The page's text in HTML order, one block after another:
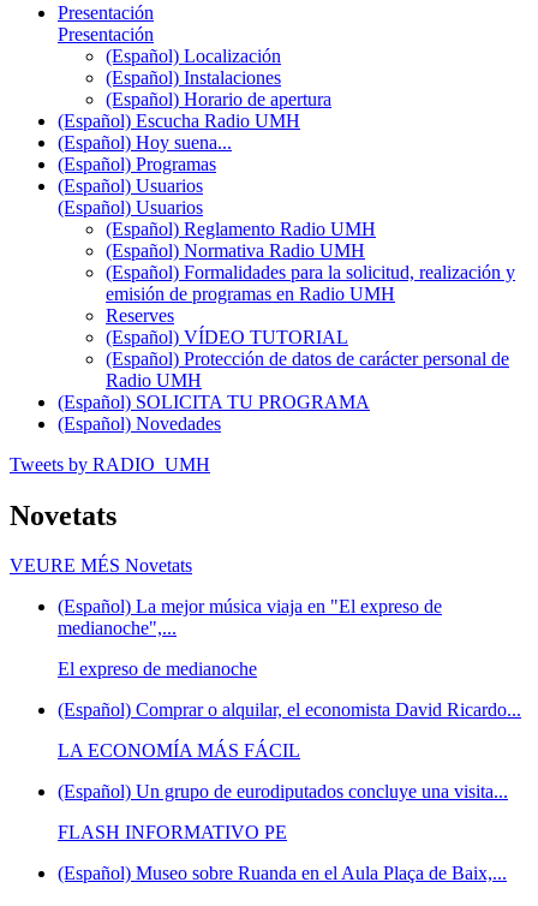
Presentación
Presentación
(Español) Localización
(Español) Instalaciones
(Español) Horario de apertura
(Español) Escucha Radio UMH
(Español) Hoy suena...
(Español) Programas
(Español) Usuarios
(Español) Usuarios
(Español) Reglamento Radio UMH
(Español) Normativa Radio UMH
(Español) Formalidades para la solicitud, realización y
emisión de programas en Radio UMH
Reserves
(Español) VÍDEO TUTORIAL
(Español) Protección de datos de carácter personal de
Radio UMH
(Español) SOLICITA TU PROGRAMA
(Español) Novedades
Tweets by RADIO_UMH
Novetats
VEURE MÉS Novetats
(Español) La mejor música viaja en "El expreso de
medianoche",...
El expreso de medianoche
(Español) Comprar o alquilar, el economista David Ricardo...
LA ECONOMÍA MÁS FÁCIL
(Español) Un grupo de eurodiputados concluye una visita...
FLASH INFORMATIVO PE
(Español) Museo sobre Ruanda en el Aula Plaça de Baix,...